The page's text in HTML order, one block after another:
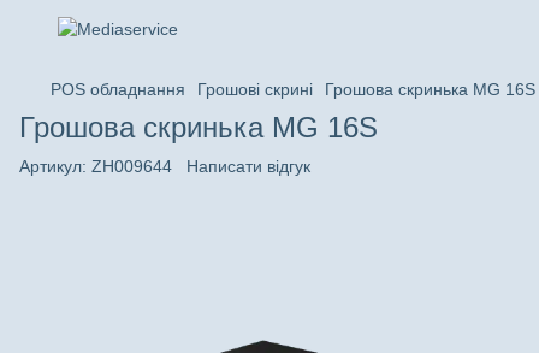
POS обладнання Грошові скрині Грошова скринька MG 16S
Грошова скринька MG 16S
Артикул: ZH009644 Написати відгук